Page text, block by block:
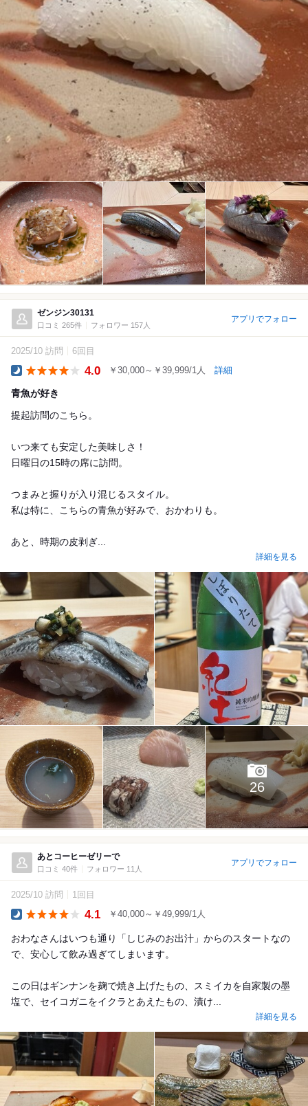
ゼンジン30131
口コミ 265件 フォロワー 157人
アプリでフォロー
2025/10 訪問 6回目
4.0 ￥30,000～￥39,999/1人 詳細
青魚が好き
提起訪問のこちら。
いつ来ても安定した美味しさ！
日曜日の15時の席に訪問。
つまみと握りが入り混じるスタイル。
私は特に、こちらの青魚が好みで、おかわりも。
あと、時期の皮剥ぎ...
詳細を見る
26
あとコーヒーゼリーで
口コミ 40件 フォロワー 11人
アプリでフォロー
2025/10 訪問 1回目
4.1 ￥40,000～￥49,999/1人
おわなさんはいつも通り「しじみのお出汁」からのスタートなの
で、安心して飲み過ぎてしまいます。
この日はギンナンを麹で焼き上げたもの、スミイカを自家製の墨
塩で、セイコガニをイクラとあえたもの、漬け...
詳細を見る